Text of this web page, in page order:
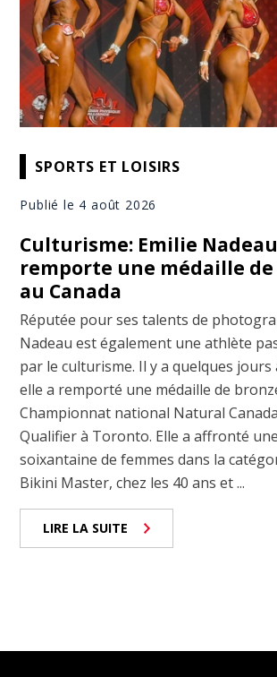
SPORTS ET LOISIRS
Publié le 4 août 2026
Culturisme: Emilie Nadeau
remporte une médaille
au Canada
Réputée pour ses talents de
Nadeau est également une athlète
par le culturisme. Il y a quelques jours
elle a remporté une médaille de
Championnat national Natural
Qualifier à Toronto. Elle a affronté une
soixantaine de femmes dans la
Bikini Master, chez les 40 ans et ...
LIRE LA SUITE